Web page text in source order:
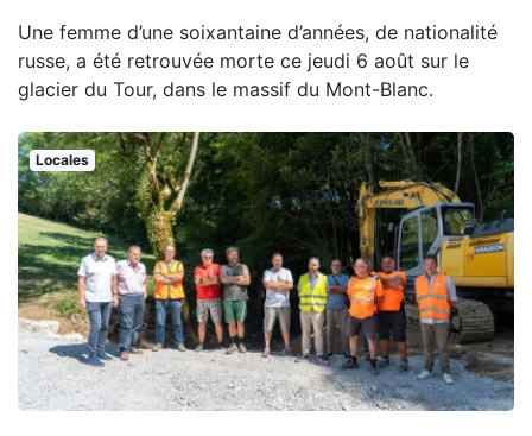
Une femme d’une soixantaine d’années, de nationalité
russe, a été retrouvée morte ce jeudi 6 août sur le
glacier du Tour, dans le massif du Mont-Blanc.
Locales